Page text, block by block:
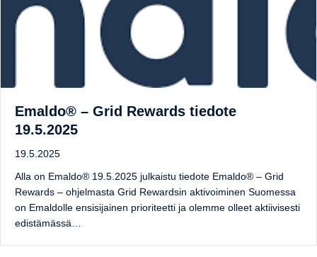
Emaldo® – Grid Rewards tiedote
19.5.2025
19.5.2025
Alla on Emaldo® 19.5.2025 julkaistu tiedote Emaldo® – Grid
Rewards – ohjelmasta Grid Rewardsin aktivoiminen Suomessa
on Emaldolle ensisijainen prioriteetti ja olemme olleet aktiivisesti
edistämässä…